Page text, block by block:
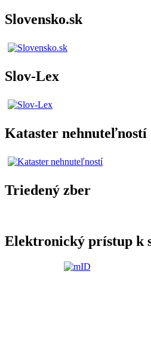
Slovensko.sk
Slov-Lex
Kataster nehnuteľností
Triedený zber
Elektronický prístup k